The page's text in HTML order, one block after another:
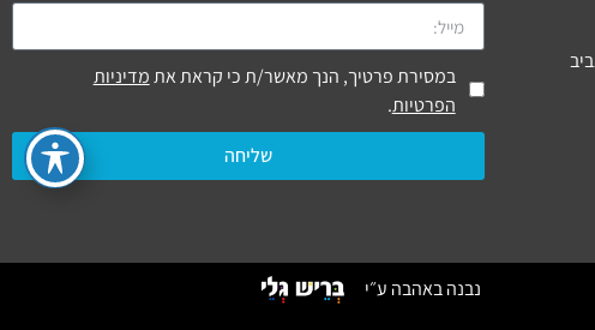
במסירת פרטיך, הנך מאשר/ת כי קראת אתמדיניות
הפרטיות.
שליחה
נבנה באהבה ע״י